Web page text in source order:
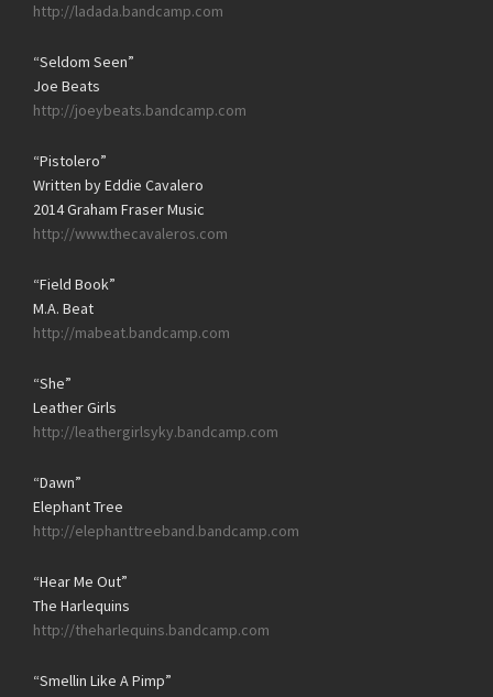
http://ladada.bandcamp.com
“Seldom Seen”
Joe Beats
http://joeybeats.bandcamp.com
“Pistolero”
Written by Eddie Cavalero
2014 Graham Fraser Music
http://www.thecavaleros.com
“Field Book”
M.A. Beat
http://mabeat.bandcamp.com
“She”
Leather Girls
http://leathergirlsyky.bandcamp.com
“Dawn”
Elephant Tree
http://elephanttreeband.bandcamp.com
“Hear Me Out”
The Harlequins
http://theharlequins.bandcamp.com
“Smellin Like A Pimp”